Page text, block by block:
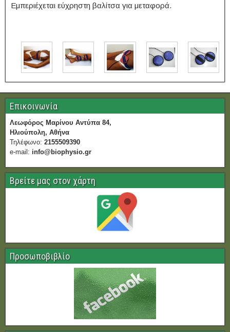
Εμπεριέχεται εύχρηστη βαλίτσα για μεταφορά.
Επικοινωνία
Λεωφόρος Μαρίνου Αντύπα 84,
Ηλιούπολη, Αθήνα
Τηλέφωνο: 2155509390
e-mail: info@biophysio.gr
Βρείτε μας στον χάρτη
Προσωποβιβλίο